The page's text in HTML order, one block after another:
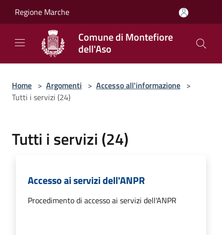
Regione Marche
Comune di Montefiore
dell'Aso
Home > Argomenti > Accesso all'informazione >
Tutti i servizi (24)
Tutti i servizi (24)
Accesso ai servizi dell'ANPR
Procedimento di accesso ai servizi dell'ANPR